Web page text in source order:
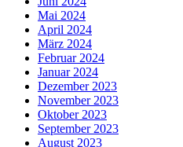
Mai 2024
April 2024
März 2024
Februar 2024
Januar 2024
Dezember 2023
November 2023
Oktober 2023
September 2023
August 2023